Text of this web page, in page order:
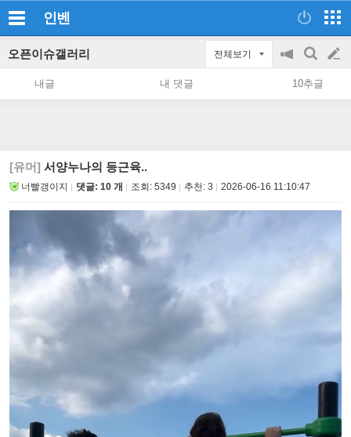
인벤
오픈이슈갤러리 전체보기
공
지
on/off
검
색
글
쓰
내글 내 댓글 10추글
[유머] 서양누나의 등근육..
너빨갱이지 댓글: 10 개 조회: 5349 추천: 3 2026-06-16 11:10:47